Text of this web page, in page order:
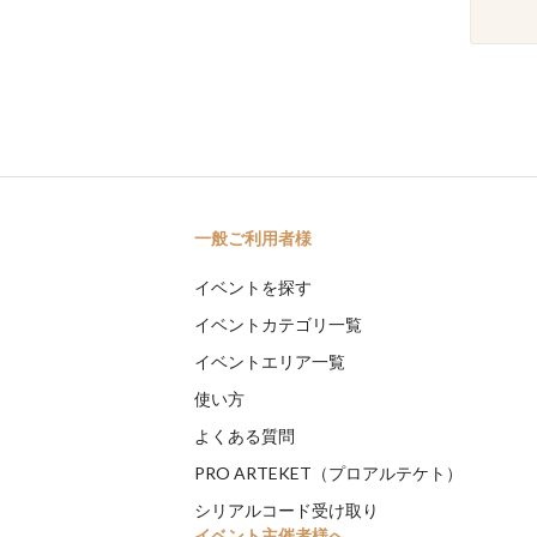
一般ご利用者様
イベントを探す
イベントカテゴリ一覧
イベントエリア一覧
使い方
よくある質問
PRO ARTEKET（プロアルテケト）
シリアルコード受け取り